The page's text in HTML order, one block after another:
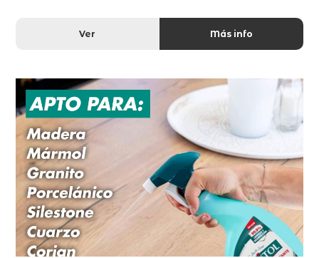
Ver Más info